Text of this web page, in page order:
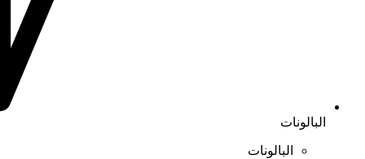
البالونات
البالونات